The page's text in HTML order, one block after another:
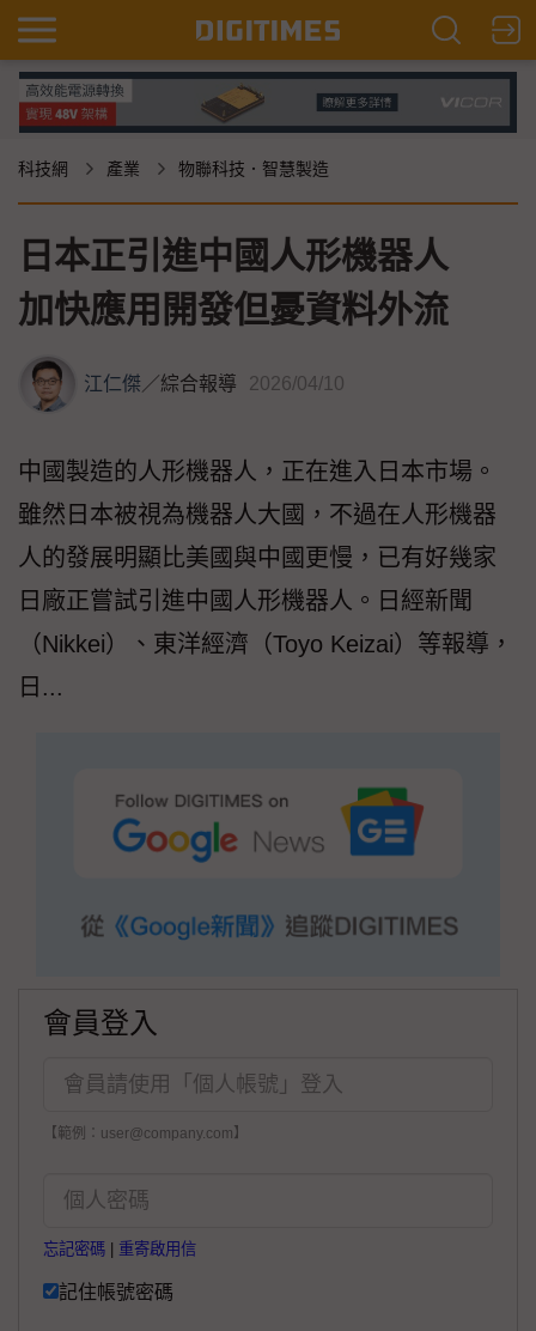
科技網 產業 物聯科技．智慧製造
日本正引進中國人形機器人
加快應用開發但憂資料外流
江仁傑／綜合報導 2026/04/10
中國製造的人形機器人，正在進入日本市場。
雖然日本被視為機器人大國，不過在人形機器
人的發展明顯比美國與中國更慢，已有好幾家
日廠正嘗試引進中國人形機器人。日經新聞
（Nikkei）、東洋經濟（Toyo Keizai）等報導，
日...
會員登入
【範例：user@company.com】
忘記密碼 重寄啟用信
記住帳號密碼